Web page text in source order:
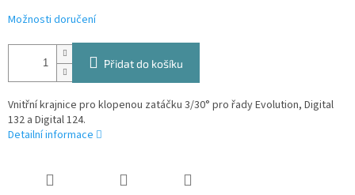
Možnosti doručení
Přidat do košíku
Vnitřní krajnice pro klopenou zatáčku 3/30° pro řady Evolution, Digital
132 a Digital 124.
Detailní informace